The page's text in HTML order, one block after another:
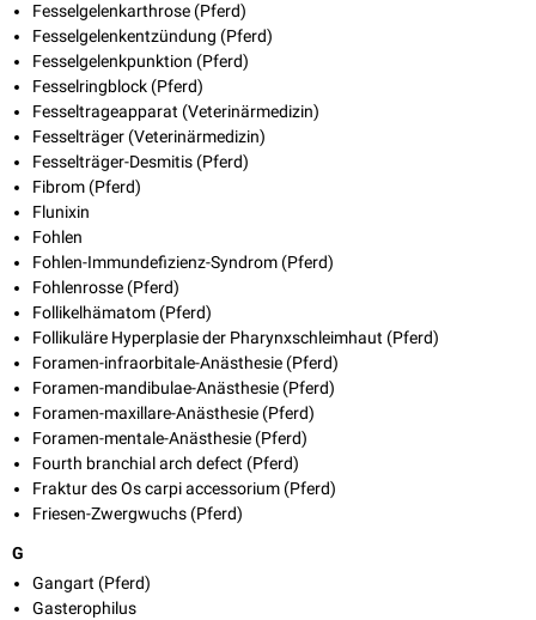
Fesselgelenkarthrose (Pferd)
Fesselgelenkentzündung (Pferd)
Fesselgelenkpunktion (Pferd)
Fesselringblock (Pferd)
Fesseltrageapparat (Veterinärmedizin)
Fesselträger (Veterinärmedizin)
Fesselträger-Desmitis (Pferd)
Fibrom (Pferd)
Flunixin
Fohlen
Fohlen-Immundefizienz-Syndrom (Pferd)
Fohlenrosse (Pferd)
Follikelhämatom (Pferd)
Follikuläre Hyperplasie der Pharynxschleimhaut (Pferd)
Foramen-infraorbitale-Anästhesie (Pferd)
Foramen-mandibulae-Anästhesie (Pferd)
Foramen-maxillare-Anästhesie (Pferd)
Foramen-mentale-Anästhesie (Pferd)
Fourth branchial arch defect (Pferd)
Fraktur des Os carpi accessorium (Pferd)
Friesen-Zwergwuchs (Pferd)
G
Gangart (Pferd)
Gasterophilus